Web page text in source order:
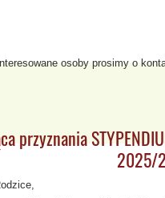
osoby prosimy o
przyznania
2025/